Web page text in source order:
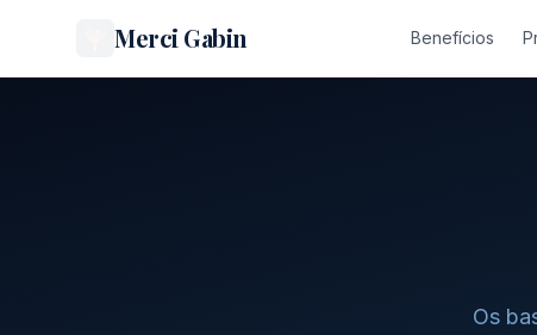
Merci Gabin Benefícios
Os